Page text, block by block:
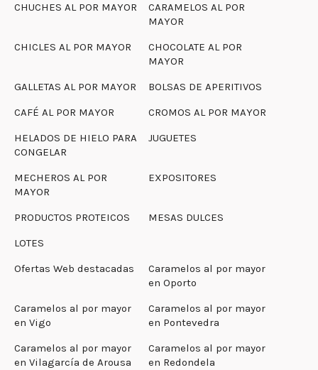
CHUCHES AL POR MAYOR
CARAMELOS AL POR
MAYOR
CHICLES AL POR MAYOR
CHOCOLATE AL POR
MAYOR
GALLETAS AL POR MAYOR
BOLSAS DE APERITIVOS
CAFÉ AL POR MAYOR
CROMOS AL POR MAYOR
HELADOS DE HIELO PARA
CONGELAR
JUGUETES
MECHEROS AL POR
MAYOR
EXPOSITORES
PRODUCTOS PROTEICOS
MESAS DULCES
LOTES
Ofertas Web destacadas
Caramelos al por mayor
en Oporto
Caramelos al por mayor
en Vigo
Caramelos al por mayor
en Pontevedra
Caramelos al por mayor
en Vilagarcía de Arousa
Caramelos al por mayor
en Redondela